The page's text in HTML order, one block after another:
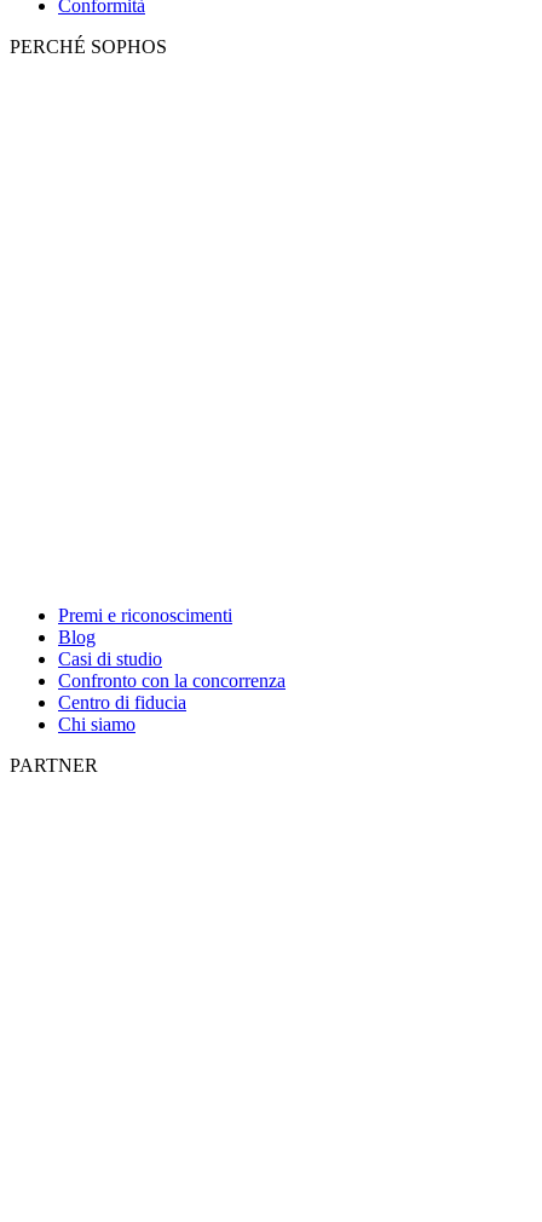
Conformità
PERCHÉ SOPHOS
Premi e riconoscimenti
Blog
Casi di studio
Confronto con la concorrenza
Centro di fiducia
Chi siamo
PARTNER